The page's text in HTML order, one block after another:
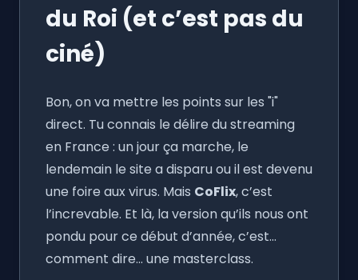
du Roi (et c’est pas du
ciné)
Bon, on va mettre les points sur les "i"
direct. Tu connais le délire du streaming
en France : un jour ça marche, le
lendemain le site a disparu ou il est devenu
une foire aux virus. Mais CoFlix, c’est
l’increvable. Et là, la version qu’ils nous ont
pondu pour ce début d’année, c’est...
comment dire... une masterclass.